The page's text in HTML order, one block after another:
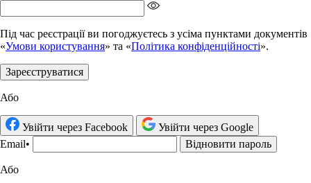
Під час реєстрації ви погоджуєтесь з усіма пунктами документів
«Умови користування» та «Політика конфіденційності».
Зареєструватися
Або
Увійти через Facebook
Увійти через Google
Email• Відновити пароль
Або